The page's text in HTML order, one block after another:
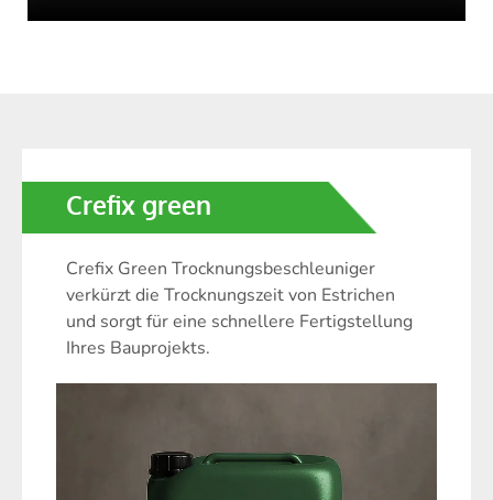
Crefix green
Crefix Green Trocknungsbeschleuniger
verkürzt die Trocknungszeit von Estrichen
und sorgt für eine schnellere Fertigstellung
Ihres Bauprojekts.